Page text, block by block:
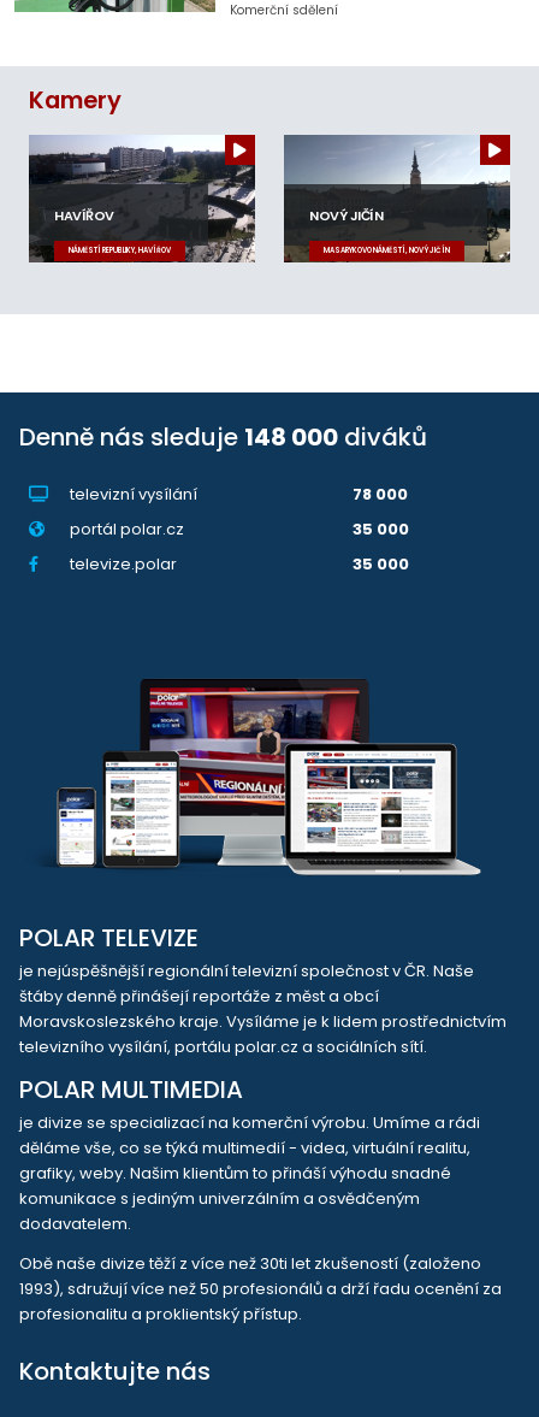
Komerční sdělení
Kamery
HAVÍŘOV
NÁMĚSTÍ REPUBLIKY, HAVÍŘOV
NOVÝ JIČÍN
MASARYKOVO NÁMĚSTÍ, NOVÝ JIČÍN
Denně nás sleduje 148 000 diváků
televizní vysílání
78 000
portál polar.cz
35 000
televize.polar
35 000
POLAR TELEVIZE
je nejúspěšnější regionální televizní společnost v ČR. Naše
štáby denně přinášejí reportáže z měst a obcí
Moravskoslezského kraje. Vysíláme je k lidem prostřednictvím
televizního vysílání, portálu polar.cz a sociálních sítí.
POLAR MULTIMEDIA
je divize se specializací na komerční výrobu. Umíme a rádi
děláme vše, co se týká multimedií - videa, virtuální realitu,
grafiky, weby. Našim klientům to přináší výhodu snadné
komunikace s jediným univerzálním a osvědčeným
dodavatelem.
Obě naše divize těží z více než 30ti let zkušeností (založeno
1993), sdružují více než 50 profesionálů a drží řadu ocenění za
profesionalitu a proklientský přístup.
Kontaktujte nás